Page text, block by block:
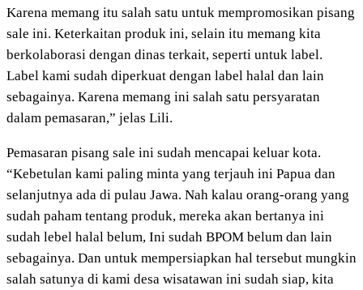
Karena memang itu salah satu untuk mempromosikan pisang
sale ini. Keterkaitan produk ini, selain itu memang kita
berkolaborasi dengan dinas terkait, seperti untuk label.
Label kami sudah diperkuat dengan label halal dan lain
sebagainya. Karena memang ini salah satu persyaratan
dalam pemasaran,” jelas Lili.
Pemasaran pisang sale ini sudah mencapai keluar kota.
“Kebetulan kami paling minta yang terjauh ini Papua dan
selanjutnya ada di pulau Jawa. Nah kalau orang-orang yang
sudah paham tentang produk, mereka akan bertanya ini
sudah lebel halal belum, Ini sudah BPOM belum dan lain
sebagainya. Dan untuk mempersiapkan hal tersebut mungkin
salah satunya di kami desa wisatawan ini sudah siap, kita